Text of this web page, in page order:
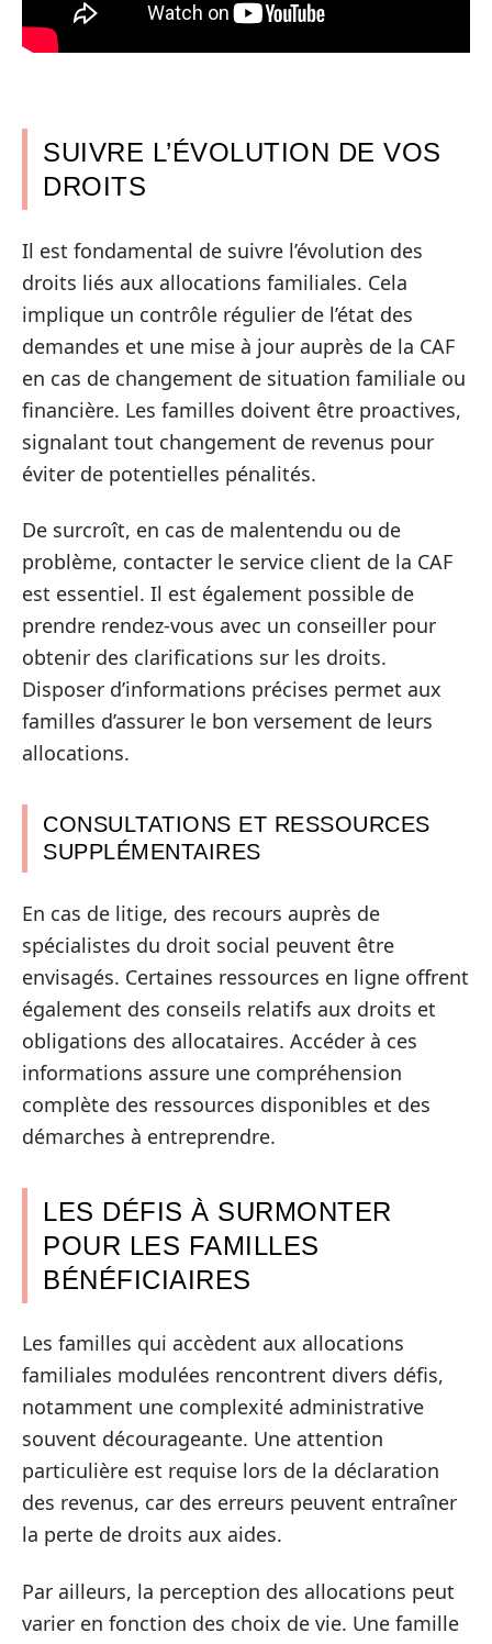
SUIVRE L’ÉVOLUTION DE VOS
DROITS
Il est fondamental de suivre l’évolution des
droits liés aux allocations familiales. Cela
implique un contrôle régulier de l’état des
demandes et une mise à jour auprès de la CAF
en cas de changement de situation familiale ou
financière. Les familles doivent être proactives,
signalant tout changement de revenus pour
éviter de potentielles pénalités.
De surcroît, en cas de malentendu ou de
problème, contacter le service client de la CAF
est essentiel. Il est également possible de
prendre rendez-vous avec un conseiller pour
obtenir des clarifications sur les droits.
Disposer d’informations précises permet aux
familles d’assurer le bon versement de leurs
allocations.
CONSULTATIONS ET RESSOURCES
SUPPLÉMENTAIRES
En cas de litige, des recours auprès de
spécialistes du droit social peuvent être
envisagés. Certaines ressources en ligne offrent
également des conseils relatifs aux droits et
obligations des allocataires. Accéder à ces
informations assure une compréhension
complète des ressources disponibles et des
démarches à entreprendre.
LES DÉFIS À SURMONTER
POUR LES FAMILLES
BÉNÉFICIAIRES
Les familles qui accèdent aux allocations
familiales modulées rencontrent divers défis,
notamment une complexité administrative
souvent décourageante. Une attention
particulière est requise lors de la déclaration
des revenus, car des erreurs peuvent entraîner
la perte de droits aux aides.
Par ailleurs, la perception des allocations peut
varier en fonction des choix de vie. Une famille